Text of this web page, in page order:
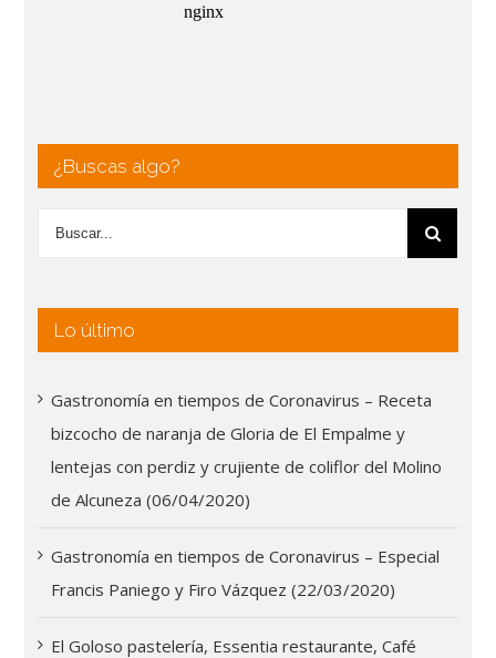
¿Buscas algo?
Lo último
Gastronomía en tiempos de Coronavirus – Receta
bizcocho de naranja de Gloria de El Empalme y
lentejas con perdiz y crujiente de coliflor del Molino
de Alcuneza (06/04/2020)
Gastronomía en tiempos de Coronavirus – Especial
Francis Paniego y Firo Vázquez (22/03/2020)
El Goloso pastelería, Essentia restaurante, Café